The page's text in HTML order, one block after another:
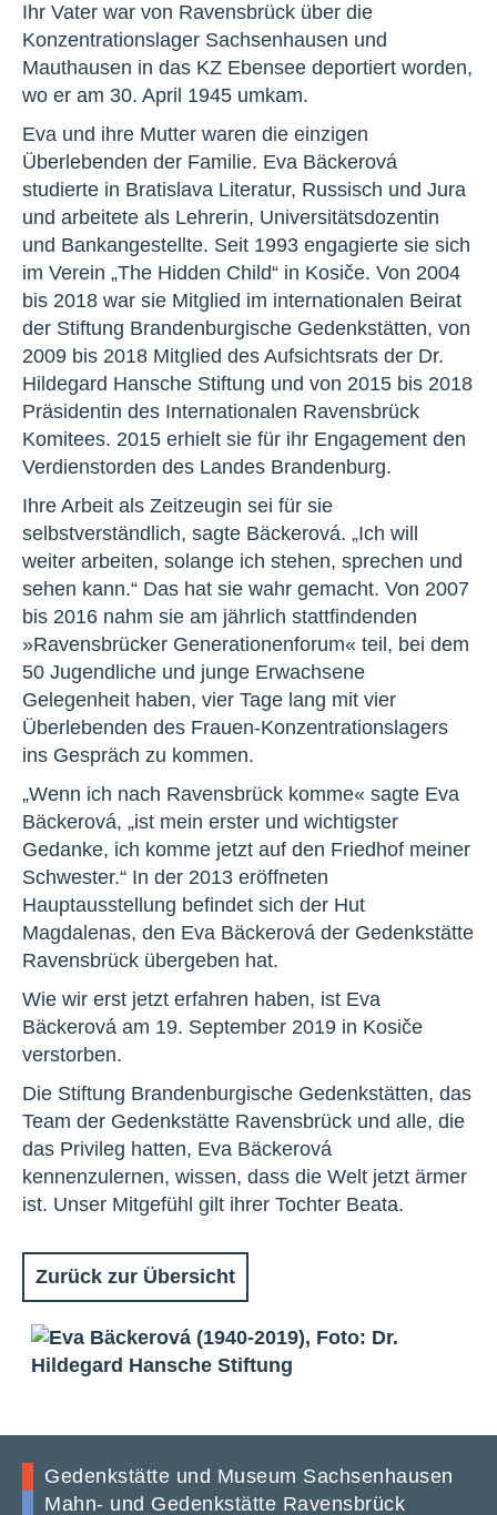
Ihr Vater war von Ravensbrück über die
Konzentrationslager Sachsenhausen und
Mauthausen in das KZ Ebensee deportiert worden,
wo er am 30. April 1945 umkam.
Eva und ihre Mutter waren die einzigen
Überlebenden der Familie. Eva Bäckerová
studierte in Bratislava Literatur, Russisch und Jura
und arbeitete als Lehrerin, Universitätsdozentin
und Bankangestellte. Seit 1993 engagierte sie sich
im Verein „The Hidden Child“ in Kosiče. Von 2004
bis 2018 war sie Mitglied im internationalen Beirat
der Stiftung Brandenburgische Gedenkstätten, von
2009 bis 2018 Mitglied des Aufsichtsrats der Dr.
Hildegard Hansche Stiftung und von 2015 bis 2018
Präsidentin des Internationalen Ravensbrück
Komitees. 2015 erhielt sie für ihr Engagement den
Verdienstorden des Landes Brandenburg.
Ihre Arbeit als Zeitzeugin sei für sie
selbstverständlich, sagte Bäckerová. „Ich will
weiter arbeiten, solange ich stehen, sprechen und
sehen kann.“ Das hat sie wahr gemacht. Von 2007
bis 2016 nahm sie am jährlich stattfindenden
»Ravensbrücker Generationenforum« teil, bei dem
50 Jugendliche und junge Erwachsene
Gelegenheit haben, vier Tage lang mit vier
Überlebenden des Frauen-Konzentrationslagers
ins Gespräch zu kommen.
„Wenn ich nach Ravensbrück komme« sagte Eva
Bäckerová, „ist mein erster und wichtigster
Gedanke, ich komme jetzt auf den Friedhof meiner
Schwester.“ In der 2013 eröffneten
Hauptausstellung befindet sich der Hut
Magdalenas, den Eva Bäckerová der Gedenkstätte
Ravensbrück übergeben hat.
Wie wir erst jetzt erfahren haben, ist Eva
Bäckerová am 19. September 2019 in Kosiče
verstorben.
Die Stiftung Brandenburgische Gedenkstätten, das
Team der Gedenkstätte Ravensbrück und alle, die
das Privileg hatten, Eva Bäckerová
kennenzulernen, wissen, dass die Welt jetzt ärmer
ist. Unser Mitgefühl gilt ihrer Tochter Beata.
Zurück zur Übersicht
Gedenkstätte und Museum Sachsenhausen
Mahn- und Gedenkstätte Ravensbrück